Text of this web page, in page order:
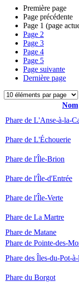
Première page
Page précédente
Page 1 (page
Page 2
Page 3
Page 4
Page 5
Page suivante
Dernière page
Nom
Phare de L'Anse-à-la-
Phare de L'Échouerie
Phare de l'Île-Brion
Phare de l'Île-d'Entrée
Phare de l'Île-Verte
Phare de La Martre
Phare de Matane
Phare de Pointe-des-
Phare des Îles-du-Pot-
Phare du Borgot